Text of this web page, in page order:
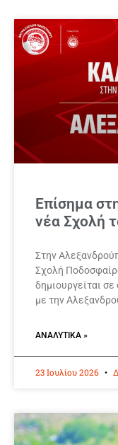
Επίσημα
νέα Σχολή
Στην
Σχολή
δημιουργείται
με την
ΑΝΑΛΥΤΙΚΆ »
23 Ιουλίου 2026